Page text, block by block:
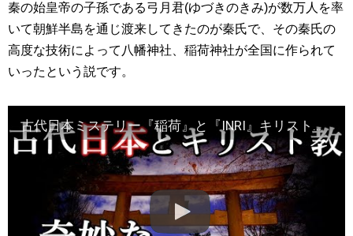
秦の始皇帝の子孫である弓月君(ゆづきのきみ)が数万人を率
いて朝鮮半島を通じ渡来してきたのが秦氏で、その秦氏の
高度な技術によって八幡神社、稲荷神社が全国に作られて
いったという説です。
古代日本ミステリー『稲荷』と『INRI』キリスト教は太古の昔にやって来ていた？